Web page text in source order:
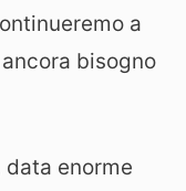
a
bisogno
enorme